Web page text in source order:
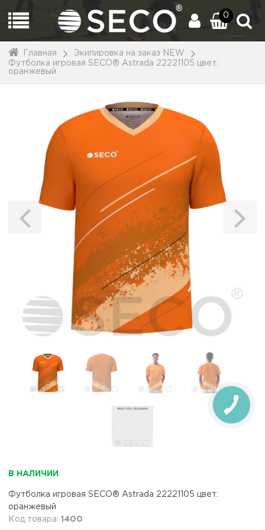
0
Главная
Экипировка на заказ NEW
Футболка игровая SECO® Astrada 22221105 цвет:
оранжевый
В НАЛИЧИИ
Футболка игровая SECO® Astrada 22221105 цвет:
оранжевый
1400